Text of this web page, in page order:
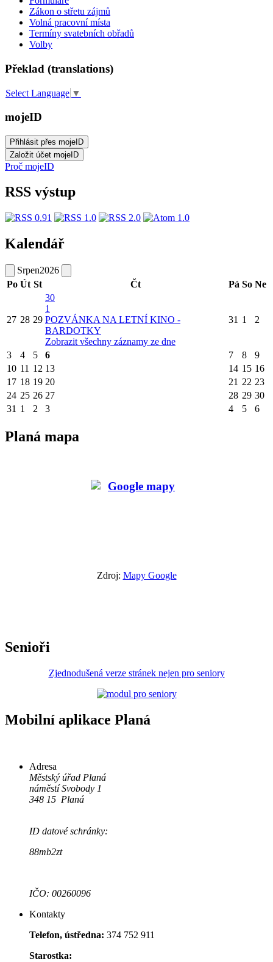
Zákon o střetu zájmů
Volná pracovní místa
Termíny svatebních obřadů
Volby
Překlad (translations)
Select Language ▼
mojeID
Proč mojeID
RSS výstup
Kalendář
Srpen2026
Po Út St Čt Pá So Ne
27 28 29
30
1
POZVÁNKA NA LETNÍ KINO -
BARDOTKY
Zobrazit všechny záznamy ze dne
31 1 2
3 4 5 6 7 8
9
10 11 12 13 14 15 16
17 18 19 20 21 22 23
24 25 26 27 28 29 30
31 1 2 3 4 5 6
Planá mapa
Zdroj: Mapy Google
Senioři
Zjednodušená verze stránek nejen pro seniory
Mobilní aplikace Planá
Adresa
Městský úřad Planá
náměstí Svobody 1
348 15 Planá
ID datové schránky:
88mb2zt
IČO: 00260096
Kontakty
Telefon, ústředna: 374 752 911
Starostka: